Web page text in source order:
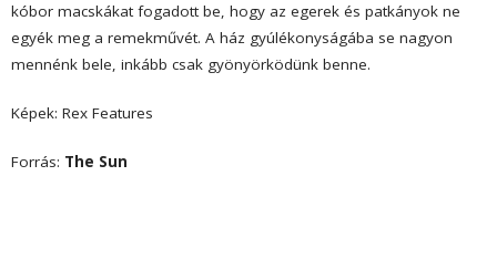
kóbor macskákat fogadott be, hogy az egerek és patkányok ne
egyék meg a remekművét. A ház gyúlékonyságába se nagyon
mennénk bele, inkább csak gyönyörködünk benne.
Képek: Rex Features
Forrás: The Sun